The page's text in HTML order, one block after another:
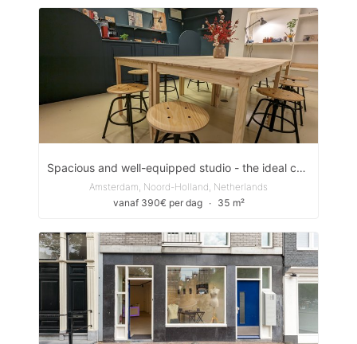
Spacious and well-equipped studio - the ideal canvas for your creativity
Amsterdam, Noord-Holland, Netherlands
vanaf 390€ per dag
∙ 35 m²